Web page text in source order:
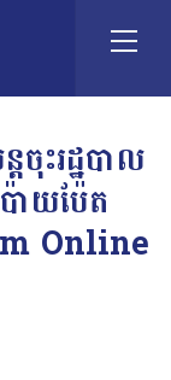
ចុះរដ្ឋបាល
ោយប៉ែត
Online